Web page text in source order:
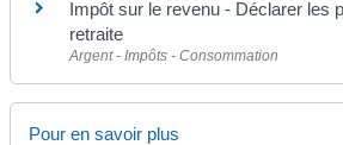
Impôt sur le revenu - Déclarer les
retraite
Argent - Impôts - Consommation
Pour en savoir plus